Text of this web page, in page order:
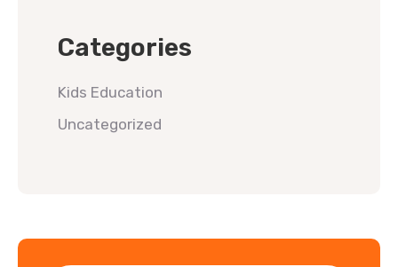
Categories
Kids Education
Uncategorized